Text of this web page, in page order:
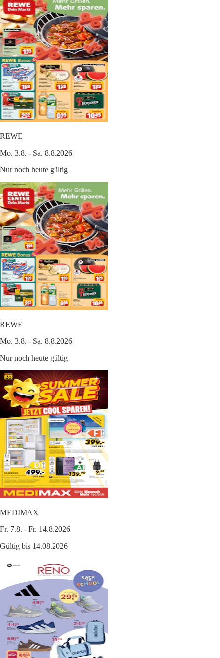
REWE
Mo. 3.8. - Sa. 8.8.2026
Nur noch heute gültig
REWE
Mo. 3.8. - Sa. 8.8.2026
Nur noch heute gültig
MEDIMAX
Fr. 7.8. - Fr. 14.8.2026
Gültig bis 14.08.2026